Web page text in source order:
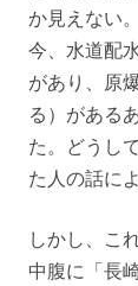
か見えない。
今、水道配
があり、原
る）がある
た。どうし
た人の話に
しかし、こ
中腹に「長